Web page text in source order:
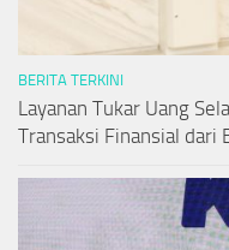
BERITA TERKINI
Layanan Tukar Uang
Transaksi Finansial dari